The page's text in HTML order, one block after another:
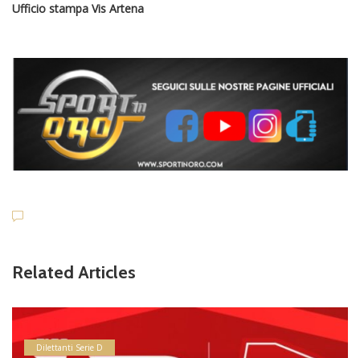
Ufficio stampa Vis Artena
Related Articles
Dilettanti Serie D